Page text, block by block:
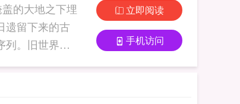
的大地之下埋
遗留下来的古
列。旧世界余
老书《机械
立即阅读
手机访问